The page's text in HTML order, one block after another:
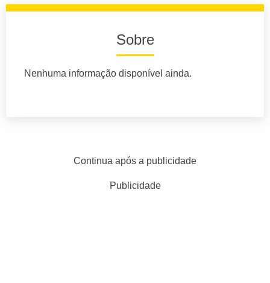
Sobre
Nenhuma informação disponível ainda.
Continua após a publicidade
Publicidade